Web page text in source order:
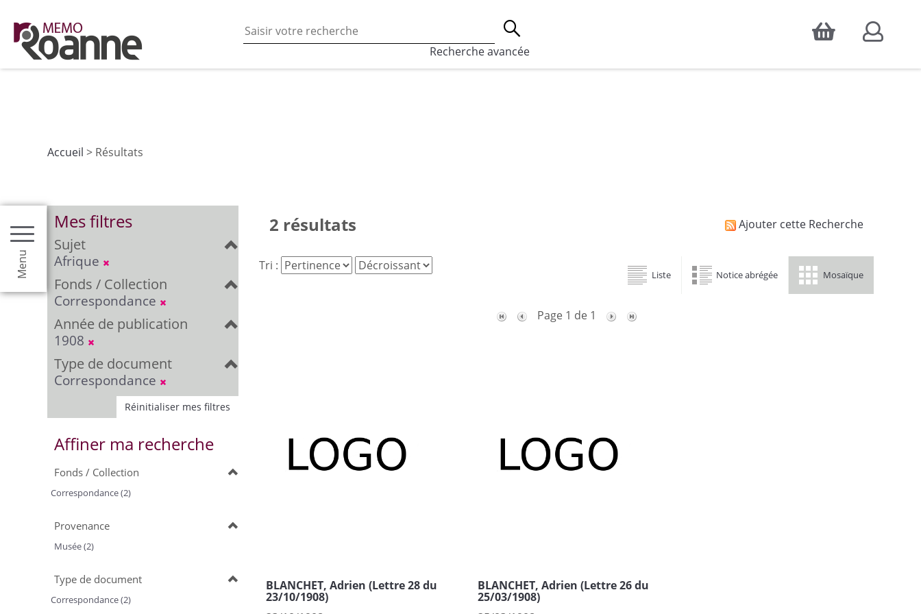
Accepter
En poursuivant votre navigation sur ce site vous acceptez l’utilisation des cookies, qui sont utilisés à des fins de statistiques d'audience, ainsi que pour
les fonctionnalités de partages de contenu sur les réseaux sociaux.
Recherche avancée
Menu
Accueil > Résultats
Mes filtres
Sujet
Afrique
Fonds / Collection
Correspondance
Année de publication
1908
Type de document
Correspondance
Réinitialiser mes filtres
Affiner ma recherche
Fonds / Collection
Correspondance (2)
Provenance
Musée (2)
Type de document
Correspondance (2)
2 résultats Ajouter cette Recherche
Tri :
Liste Notice abrégée Mosaïque
Page 1 de 1
BLANCHET, Adrien (Lettre 28 du
23/10/1908)
BLANCHET, Adrien (Lettre 26 du
25/03/1908)